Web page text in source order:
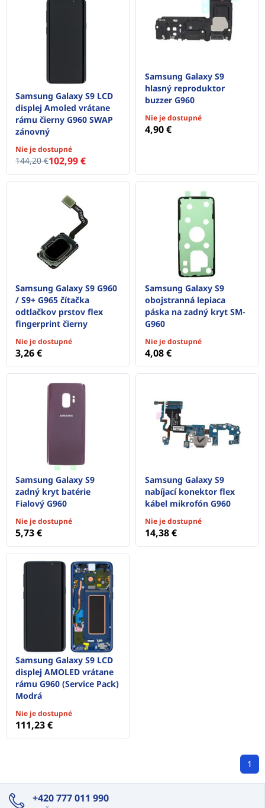
Samsung Galaxy S9 LCD
displej Amoled vrátane
rámu čierny G960 SWAP
zánovný
Nie je dostupné
144,20 €102,99 €
Samsung Galaxy S9
hlasný reproduktor
buzzer G960
Nie je dostupné
4,90 €
Samsung Galaxy S9 G960
/ S9+ G965 čítačka
odtlačkov prstov flex
fingerprint čierny
Nie je dostupné
3,26 €
Samsung Galaxy S9
obojstranná lepiaca
páska na zadný kryt SM-
G960
Nie je dostupné
4,08 €
Samsung Galaxy S9
zadný kryt batérie
Fialový G960
Nie je dostupné
5,73 €
Samsung Galaxy S9
nabíjací konektor flex
kábel mikrofón G960
Nie je dostupné
14,38 €
Samsung Galaxy S9 LCD
displej AMOLED vrátane
rámu G960 (Service Pack)
Modrá
Nie je dostupné
111,23 €
1
+420 777 011 990